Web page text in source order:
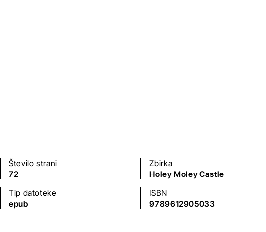
Število strani
72
Zbirka
Holey Moley Castle
Tip datoteke
epub
ISBN
9789612905033